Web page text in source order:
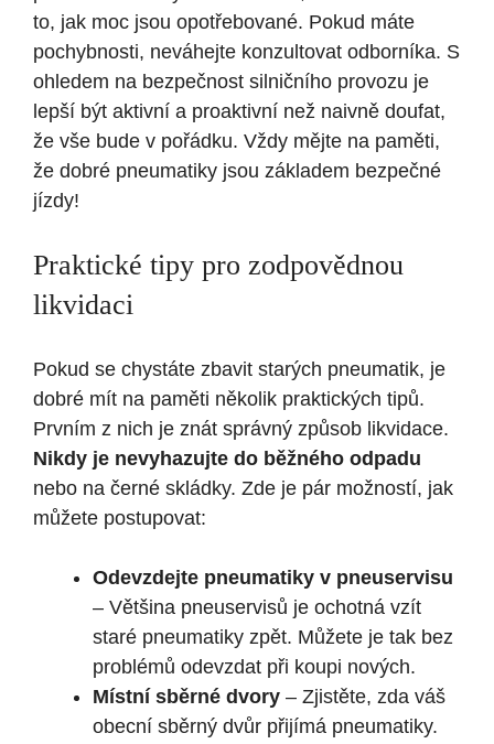
to, jak moc jsou opotřebované. Pokud máte
pochybnosti, neváhejte konzultovat odborníka. S
ohledem na bezpečnost silničního provozu je
lepší být aktivní a proaktivní než naivně doufat,
že vše bude v pořádku. Vždy mějte na paměti,
že dobré pneumatiky jsou základem bezpečné
jízdy!
Praktické tipy pro zodpovědnou
likvidaci
Pokud se chystáte zbavit starých pneumatik, je
dobré mít na paměti několik praktických tipů.
Prvním z nich je znát správný způsob likvidace.
Nikdy je nevyhazujte do běžného odpadu
nebo na černé skládky. Zde je pár možností, jak
můžete postupovat:
Odevzdejte pneumatiky v pneuservisu
– Většina pneuservisů je ochotná vzít
staré pneumatiky zpět. Můžete je tak bez
problémů odevzdat při koupi nových.
Místní sběrné dvory – Zjistěte, zda váš
obecní sběrný dvůr přijímá pneumatiky.